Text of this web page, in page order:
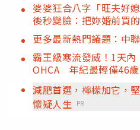
婆婆狂合八字「旺夫好
後秒變臉：把妳婚前買
更多最新熱門議題：中
霸王級寒流發威！1天內
OHCA 年紀最輕僅46歲
減肥首選，檸檬加它，
懷疑人生 PR